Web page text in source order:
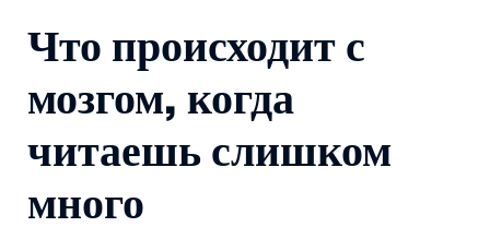
Что происходит с
мозгом, когда
читаешь слишком
много